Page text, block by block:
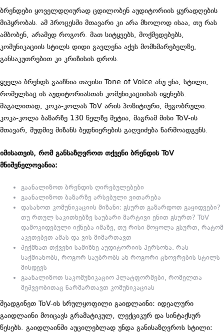
ბრენდები ყოველდღიურად ცდილობენ აუდიტორიის ყურადღების
მიპყრობას. ამ პროცესში მთავარი კი არა მხოლოდ ისაა, თუ რას
ამბობენ, არამედ როგორ. მათ სიტყვებს, მოქმედებებს,
კომუნიკაციის სტილს დიდი გავლენა აქვს მომხმარებელზე,
განსაკუთრებით კი კრიზისის დროს.
ყველა ბრენდს გააჩნია თავისი Tone of Voice ანუ ენა, სტილი,
რომელსაც ის აუდიტორიასთან კომუნიკაციისას იყენებს.
მაგალითად, კოკა-კოლას ToV არის პოზიტიური, მეგობრული.
კოკა-კოლა ბაზარზე 130 წელზე მეტია, მაგრამ მისი ToV-ის
მთავარ, მუდმივ მიზანს ბედნიერების გაღვიძება წარმოადგენს.
იმისათვის, რომ განსაზღვროთ თქვენი ბრენდის ToV
მნიშვნელოვანია:
გაანალიზოთ ბრენდის ღირებულებები
გაანალიზოთ ბაზარზე არსებული ვითარება
დასახოთ კომუნიკაციის მიზანი: გსურთ გაზარდოთ გაყიდვები?
თუ რთულ საკითხებზე საუბარი მარტივი ენით გსურთ? ToV
დამოკიდებული იქნება იმაზე, თუ რისი მოყოლა გსურთ, რატომ
აკეთებეთ ამას და ვის მიმართავთ
შექმნათ თქვენი სამიზნე აუდიტორიის პერსონა. რას
საქმიანობს, როგორ საუბრობს ან როგორი ცხოვრების სტილს
მისდევს
გაანალიზოთ საკომუნიკაციო პლატფორმები, რომელთა
მეშვეობითაც წარმართავთ კომუნიკაციას
შეადგინეთ ToV-ის სრულყოფილი გაიდლაინი: იდეალური
გაიდლაინი მოიცავს გრამატიკულ, ლექციკურ და სინტაქსურ
წესებს. გაიდლაინში აუცილებლად უნდა განისაზღვროს სტილი: